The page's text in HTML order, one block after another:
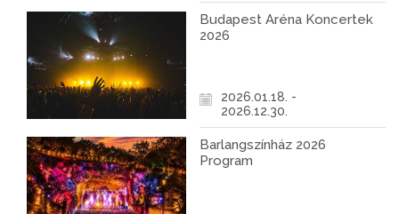
Budapest Aréna Koncertek
2026
2026.01.18. -
2026.12.30.
Barlangszínház 2026
Program